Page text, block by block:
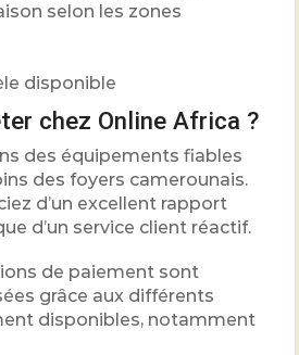
selon les zones
disponible
chez Online Africa ?
des équipements fiables
des foyers camerounais.
d’un excellent rapport
d’un service client réactif.
de paiement sont
grâce aux différents
disponibles, notamment